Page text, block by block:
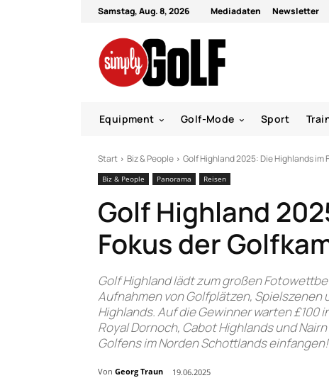
Samstag, Aug. 8, 2026 Mediadaten Newsletter
Equipment Golf-Mode Sport
Start Biz & People Golf Highland 2025: Die Highlands im
Biz & People Panorama Reisen
Golf Highland
Fokus der
Golf Highland lädt zum großen
Aufnahmen von Golfplätzen,
Highlands. Auf die Gewinner warten £100
Royal Dornoch, Cabot Highlands und
Golfens im Norden Schottlands einfangen!
Von Georg Traun 19.06.2025